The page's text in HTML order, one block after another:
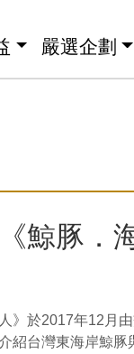
嚴選企劃
鯨豚．
》於2017年12月
紹台灣東海岸鯨